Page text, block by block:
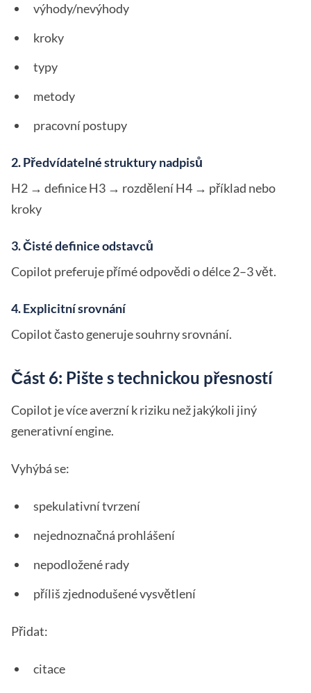
výhody/nevýhody
kroky
typy
metody
pracovní postupy
2. Předvídatelné struktury nadpisů
H2 → definice H3 → rozdělení H4 → příklad nebo
kroky
3. Čisté definice odstavců
Copilot preferuje přímé odpovědi o délce 2–3 vět.
4. Explicitní srovnání
Copilot často generuje souhrny srovnání.
Část 6: Pište s technickou přesností
Copilot je více averzní k riziku než jakýkoli jiný
generativní engine.
Vyhýbá se:
spekulativní tvrzení
nejednoznačná prohlášení
nepodložené rady
příliš zjednodušené vysvětlení
Přidat:
citace